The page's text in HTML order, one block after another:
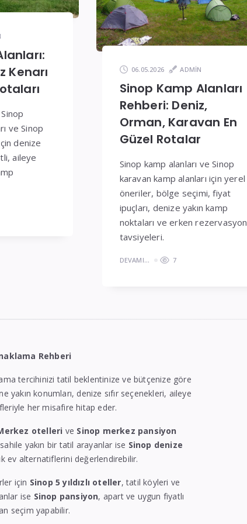
Kenarı
ve Sinop
denize
aileye
06.05.2026 ADMIN
Sinop Kamp Alanları
Rehberi: Deniz,
Orman, Karavan En
Güzel Rotalar
Sinop kamp alanları ve Sinop
karavan kamp alanları için yerel
öneriler, bölge seçimi, fiyat
ipuçları, denize yakın kamp
noktaları ve erken rezervasyon
tavsiyeleri.
DEVAMI... 7
Rehberi
tercihinizi tatil beklentinize ve bütçenize göre
konumları, denize sıfır seçenekleri, aileye
her misafire hitap eder.
otelleri ve Sinop merkez pansiyon
yakın bir tatil arayanlar ise Sinop denize
ev alternatiflerini değerlendirebilir.
için Sinop 5 yıldızlı oteller, tatil köyleri ve
ise Sinop pansiyon, apart ve uygun fiyatlı
seçim yapabilir.